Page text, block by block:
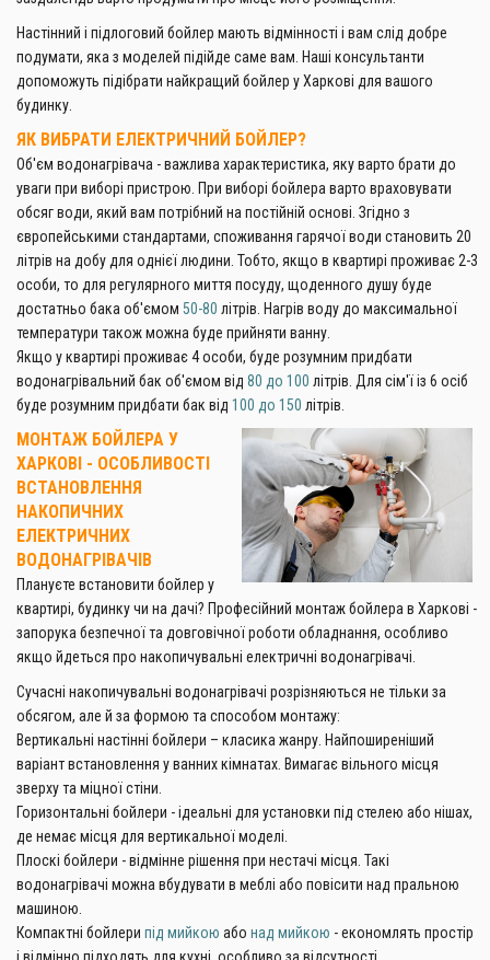
Настінний і підлоговий бойлер мають відмінності і вам слід добре
подумати, яка з моделей підійде саме вам. Наші консультанти
допоможуть підібрати найкращий бойлер у Харкові для вашого
будинку.
ЯК ВИБРАТИ ЕЛЕКТРИЧНИЙ БОЙЛЕР?
Об'єм водонагрівача - важлива характеристика, яку варто брати до
уваги при виборі пристрою. При виборі бойлера варто враховувати
обсяг води, який вам потрібний на постійній основі. Згідно з
європейськими стандартами, споживання гарячої води становить 20
літрів на добу для однієї людини. Тобто, якщо в квартирі проживає 2-3
особи, то для регулярного миття посуду, щоденного душу буде
достатньо бака об'ємом 50-80 літрів. Нагрів воду до максимальної
температури також можна буде прийняти ванну.
Якщо у квартирі проживає 4 особи, буде розумним придбати
водонагрівальний бак об'ємом від 80 до 100 літрів. Для сім'ї із 6 осіб
буде розумним придбати бак від 100 до 150 літрів.
МОНТАЖ БОЙЛЕРА У
ХАРКОВІ - ОСОБЛИВОСТІ
ВСТАНОВЛЕННЯ
НАКОПИЧНИХ
ЕЛЕКТРИЧНИХ
ВОДОНАГРІВАЧІВ
Плануєте встановити бойлер у
квартирі, будинку чи на дачі? Професійний монтаж бойлера в Харкові -
запорука безпечної та довговічної роботи обладнання, особливо
якщо йдеться про накопичувальні електричні водонагрівачі.
Сучасні накопичувальні водонагрівачі розрізняються не тільки за
обсягом, але й за формою та способом монтажу:
Вертикальні настінні бойлери – класика жанру. Найпоширеніший
варіант встановлення у ванних кімнатах. Вимагає вільного місця
зверху та міцної стіни.
Горизонтальні бойлери - ідеальні для установки під стелею або нішах,
де немає місця для вертикальної моделі.
Плоскі бойлери - відмінне рішення при нестачі місця. Такі
водонагрівачі можна вбудувати в меблі або повісити над пральною
машиною.
Компактні бойлери під мийкою або над мийкою - економлять простір